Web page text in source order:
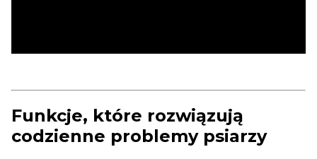
Funkcje, które rozwiązują
codzienne problemy psiarzy